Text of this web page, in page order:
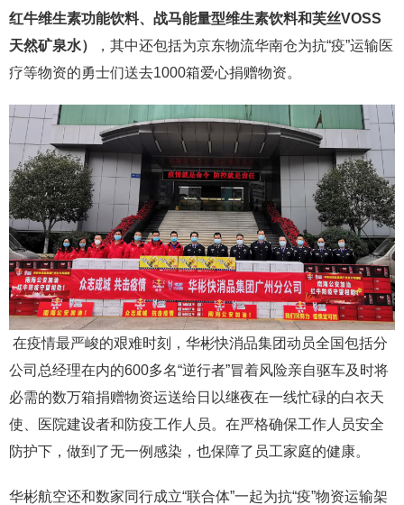
红牛维生素功能饮料、战马能量型维生素饮料和芙丝VOSS
天然矿泉水）
，其中还包括为京东物流华南仓为抗“疫”运输医
疗等物资的勇士们送去1000箱爱心捐赠物资。
在疫情最严峻的艰难时刻，华彬快消品集团动员全国包括分
公司总经理在内的600多名“逆行者”冒着风险亲自驱车及时将
必需的数万箱捐赠物资运送给日以继夜在一线忙碌的白衣天
使、医院建设者和防疫工作人员。在严格确保工作人员安全
防护下，做到了无一例感染，也保障了员工家庭的健康。
华彬航空还和数家同行成立“联合体”一起为抗“疫”物资运输架